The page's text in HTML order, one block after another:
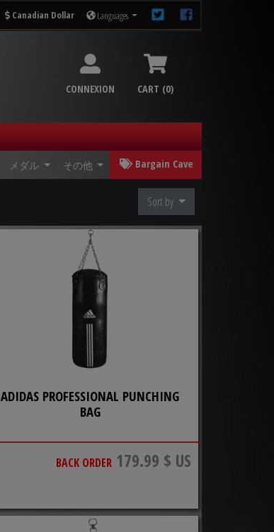
Languages
Canadian Dollar
CONNEXION CART (0)
Bargain Cave
その他
メダル
Sort by
ADIDAS PROFESSIONAL PUNCHING
BAG
BACK ORDER 179.99 $ US